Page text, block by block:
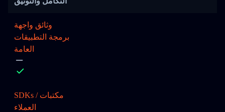
وثائق واجهة
برمجة التطبيقات
العامة
SDKs / مكتبات
العملاء